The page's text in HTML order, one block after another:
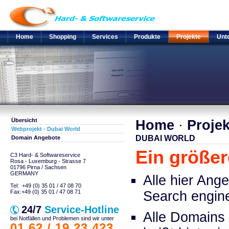
Home Shopping Services Produkte Projekte
Übersicht
Webprojekt - Dubai World
Domain Angebote
C3 Hard- & Softwareservice
Rosa - Luxemburg - Strasse 7
01796 Pirna / Sachsen
GERMANY
Tel: +49 (0) 35 01 / 47 08 70
Fax:+49 (0) 35 01 / 47 08 71
24/7 Service-Hotline
bei Notfällen und Problemen sind wir unter
Home ·
DUBAI WORLD
Ein
Alle hier
Search
Alle